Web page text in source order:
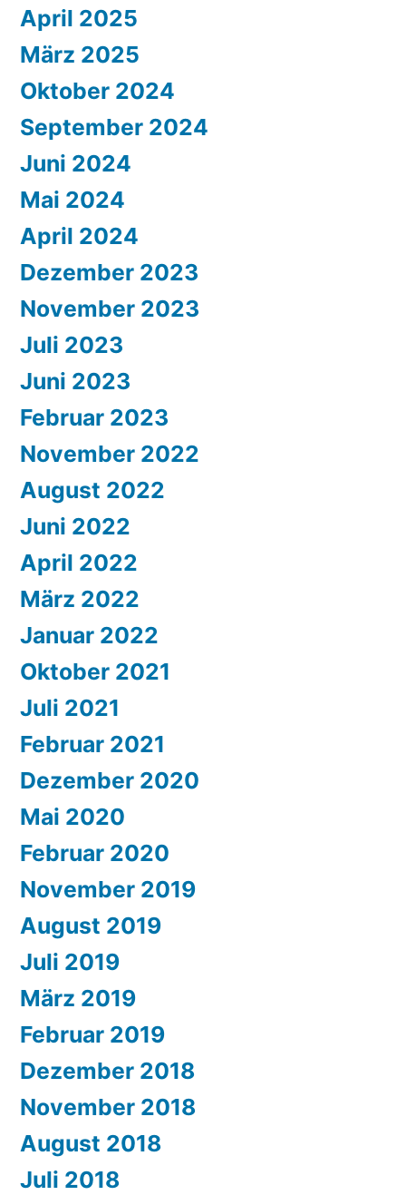
April 2025
März 2025
Oktober 2024
September 2024
Juni 2024
Mai 2024
April 2024
Dezember 2023
November 2023
Juli 2023
Juni 2023
Februar 2023
November 2022
August 2022
Juni 2022
April 2022
März 2022
Januar 2022
Oktober 2021
Juli 2021
Februar 2021
Dezember 2020
Mai 2020
Februar 2020
November 2019
August 2019
Juli 2019
März 2019
Februar 2019
Dezember 2018
November 2018
August 2018
Juli 2018